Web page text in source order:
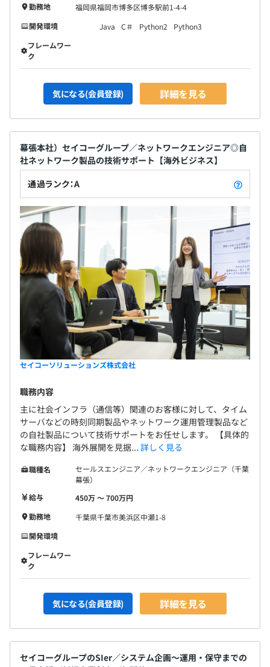
勤務地
福岡県福岡市博多区博多駅前1-4-4
開発環境
Java C＃ Python2
Python3
フレームワー
ク
気になる(会員登録) 詳細を見る
幕張本社）セイコーグループ／ネットワークエンジニア◎自
社ネットワーク製品の技術サポート【海外ビジネス】
通過ランク：A
セイコーソリューションズ株式会社
職務内容
主に社会インフラ（通信等）関連のお客様に対して、タイム
サーバなどの時刻同期製品やネットワーク運用管理製品など
の自社製品について技術サポートをお任せします。 【具体的
な職務内容】 海外展開を見据... 詳しく見る
職種名
セールスエンジニア／ネットワークエンジニア（千葉
幕張）
給与
450万 〜 700万円
勤務地
千葉県千葉市美浜区中瀬1-8
開発環境
フレームワー
ク
気になる(会員登録) 詳細を見る
セイコーグループのSIer／システム企画～運用・保守までの